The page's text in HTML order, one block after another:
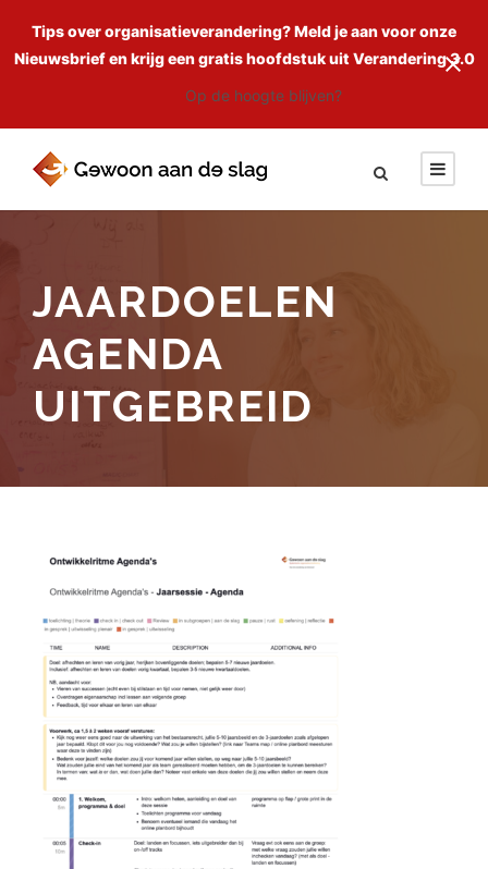
Tips over organisatieverandering? Meld je aan voor onze
Nieuwsbrief en krijg een gratis hoofdstuk uit Verandering 3.0
Op de hoogte blijven?
JAARDOELEN
AGENDA
UITGEBREID